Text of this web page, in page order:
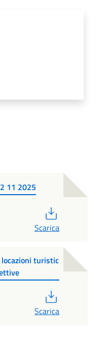
11 2025
Scarica
turistic
Scarica